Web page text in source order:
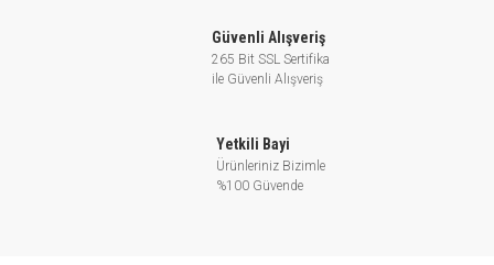
- DIN 24960 ile uyumlu mekanik conta
Güvenli Alışveriş
265 Bit SSL Sertifika
ile Güvenli Alışveriş
Yetkili Bayi
Ürünleriniz Bizimle
%100 Güvende